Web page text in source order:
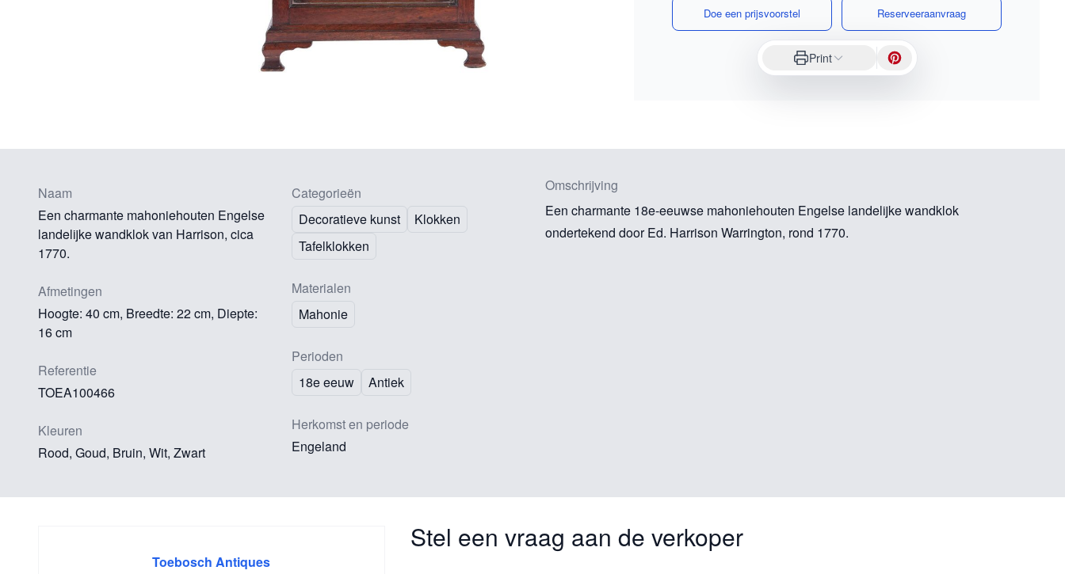
Doe een prijsvoorstel Reserveeraanvraag
Print
Naam
Een charmante mahoniehouten Engelse
landelijke wandklok van Harrison, cica
1770.
Afmetingen
Hoogte: 40 cm, Breedte: 22 cm, Diepte:
16 cm
Referentie
TOEA100466
Kleuren
Rood, Goud, Bruin, Wit, Zwart
Categorieën
Decoratieve kunst
Klokken
Tafelklokken
Materialen
Mahonie
Perioden
18e eeuw
Antiek
Herkomst en periode
Engeland
Omschrijving
Een charmante 18e-eeuwse mahoniehouten Engelse landelijke wandklok
ondertekend door Ed. Harrison Warrington, rond 1770.
Toebosch Antiques
Stel een vraag aan de verkoper